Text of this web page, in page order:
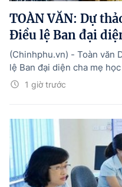
TOÀN VĂN: Dự
Điều lệ Ban đại
1 giờ trước
(Chinhphu.vn) - Toàn văn
lệ Ban đại diện cha mẹ